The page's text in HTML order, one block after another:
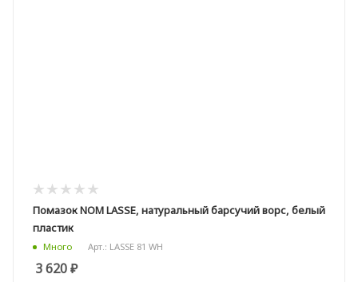
Помазок NOM LASSE, натуральный барсучий ворс, белый
пластик
Много Арт.: LASSE 81 WH
3 620₽